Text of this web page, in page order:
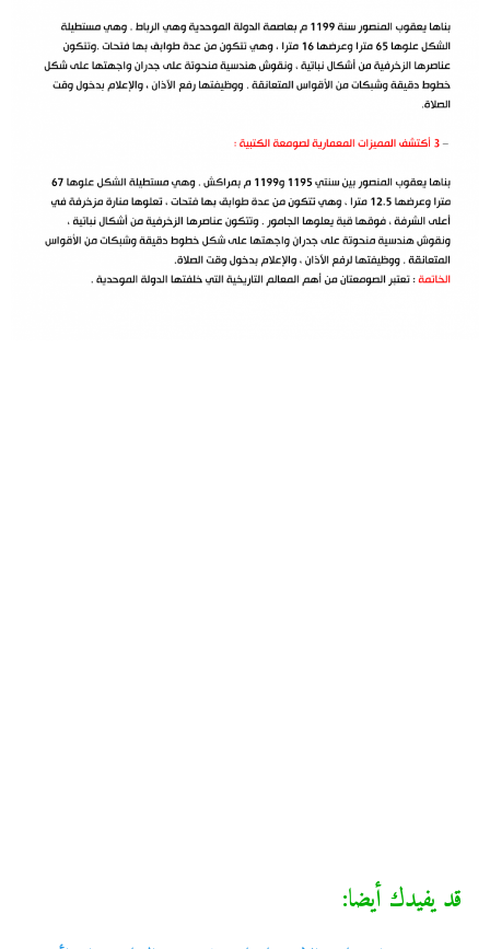
قد يفيدك أيضا: